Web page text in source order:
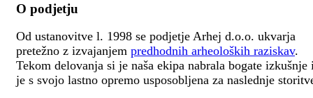
O podjetju
Od ustanovitve l. 1998 se podjetje Arhej d.o.o. ukvarja
pretežno z izvajanjem predhodnih arheoloških raziskav.
Tekom delovanja si je naša ekipa nabrala bogate izkušnje
je s svojo lastno opremo usposobljena za naslednje